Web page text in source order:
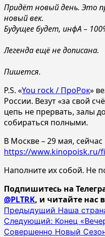
Придёт новый день. Это
новый век.
Будущее будет, инфА –
Легенда ещё не дописана.
Пишется.
P.S. «You rock / ПроРок»
России. Везут «за свой
цепь не прервать, залы
собираться полными.
В Москве – 29 мая,
https://www.kinopoisk.ru/
Наполните их собой. Не
Подпишитесь на
@PLTRK, и читайте нас
Навигация
записи
Предыдущий Наша
Следующий: Конец
Совершенно Новый